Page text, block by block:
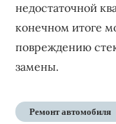
недостаточной
конечном итоге
повреждению
замены.
Ремонт автомобиля